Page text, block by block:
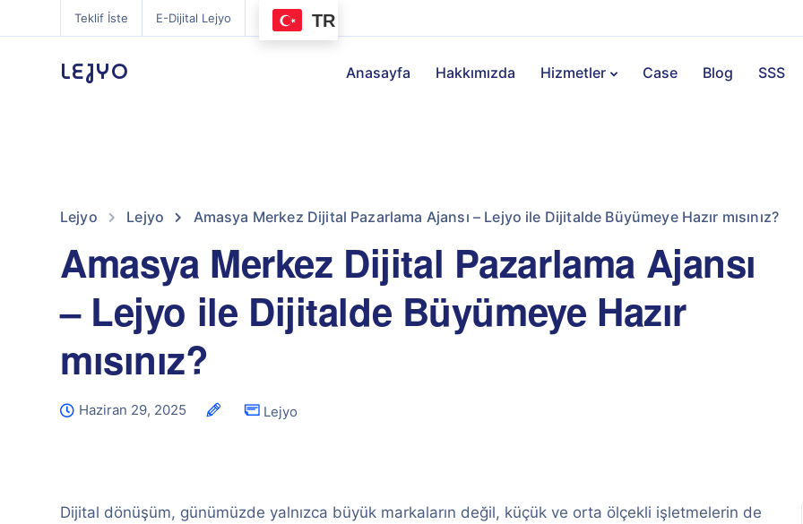
Teklif İste E-Dijital Lejyo TR
LEJYO Anasayfa Hakkımızda Hizmetler Case Blog SSS
Lejyo Lejyo Amasya Merkez Dijital Pazarlama Ajansı – Lejyo ile Dijitalde Büyümeye Hazır mısınız?
Amasya Merkez Dijital Pazarlama Ajansı
– Lejyo ile Dijitalde Büyümeye Hazır
mısınız?
Haziran 29, 2025 Lejyo
Dijital dönüşüm, günümüzde yalnızca büyük markaların değil, küçük ve orta ölçekli işletmelerin de